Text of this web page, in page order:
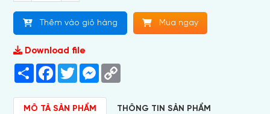
Thêm vào giỏ hàng Mua ngay
Download file
Share Facebook
TwitterMessenger
MÔ TẢ SẢN PHẨM THÔNG TIN SẢN PHẨM